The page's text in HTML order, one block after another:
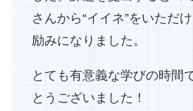
さんから“イイネ”をいただ
励みになりました。
とても有意義な学びの時間
とうございました！